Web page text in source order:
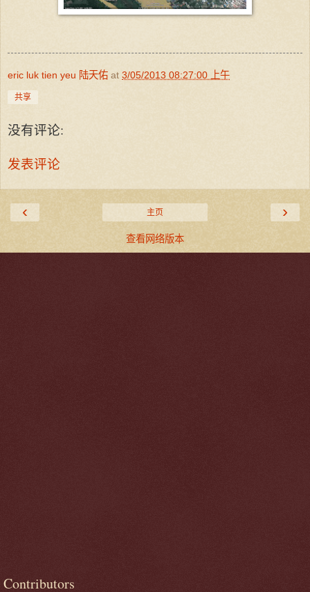
eric luk tien yeu 陆天佑 at 3/05/2013 08:27:00 上午
共享
没有评论:
发表评论
‹ ›
主页
查看网络版本
Contributors